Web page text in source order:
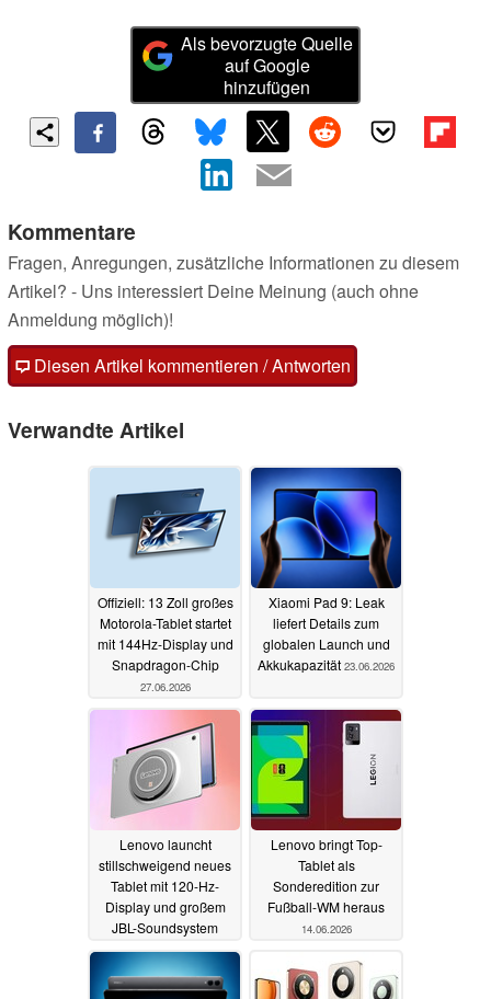
Als bevorzugte Quelle
auf Google
hinzufügen
Kommentare
Fragen, Anregungen, zusätzliche Informationen zu diesem
Artikel? - Uns interessiert Deine Meinung (auch ohne
Anmeldung möglich)!
Diesen Artikel kommentieren / Antworten
Verwandte Artikel
Offiziell: 13 Zoll großes
Motorola-Tablet startet
mit 144Hz-Display und
Snapdragon-Chip
27.06.2026
Xiaomi Pad 9: Leak
liefert Details zum
globalen Launch und
Akkukapazität 23.06.2026
Lenovo launcht
stillschweigend neues
Tablet mit 120-Hz-
Display und großem
JBL-Soundsystem
16.06.2026
Lenovo bringt Top-
Tablet als
Sonderedition zur
Fußball-WM heraus
14.06.2026